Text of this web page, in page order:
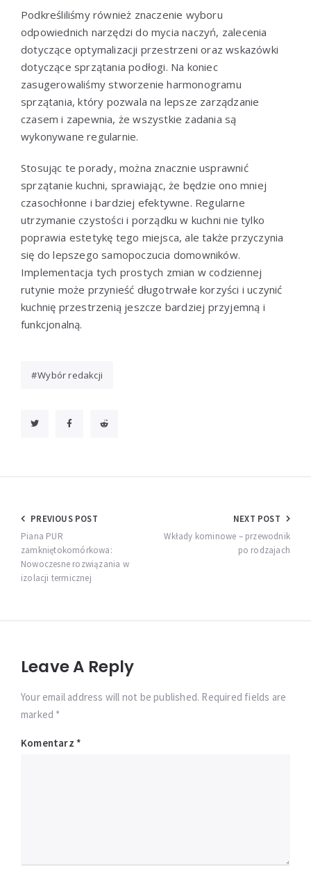
Podkreśliliśmy również znaczenie wyboru
odpowiednich narzędzi do mycia naczyń, zalecenia
dotyczące optymalizacji przestrzeni oraz wskazówki
dotyczące sprzątania podłogi. Na koniec
zasugerowaliśmy stworzenie harmonogramu
sprzątania, który pozwala na lepsze zarządzanie
czasem i zapewnia, że wszystkie zadania są
wykonywane regularnie.
Stosując te porady, można znacznie usprawnić
sprzątanie kuchni, sprawiając, że będzie ono mniej
czasochłonne i bardziej efektywne. Regularne
utrzymanie czystości i porządku w kuchni nie tylko
poprawia estetykę tego miejsca, ale także przyczynia
się do lepszego samopoczucia domowników.
Implementacja tych prostych zmian w codziennej
rutynie może przynieść długotrwałe korzyści i uczynić
kuchnię przestrzenią jeszcze bardziej przyjemną i
funkcjonalną.
Wybór redakcji
Nawigacja
wpisu
PREVIOUS POST
Piana PUR
zamkniętokomórkowa:
Nowoczesne rozwiązania w
izolacji termicznej
NEXT POST
Wkłady kominowe – przewodnik
po rodzajach
Leave A Reply
Your email address will not be published. Required fields are
marked *
Komentarz *